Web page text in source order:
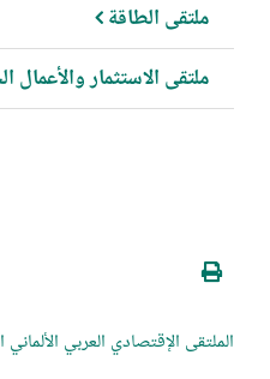
الملتقى الإقتصادي العربي الألماني الثالث عشر
ملتقى الطاقة
ملتقى الاستثمار والأعمال